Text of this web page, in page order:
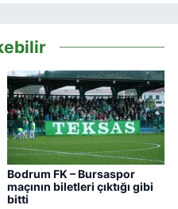
Bodrum FK – Bursaspor
maçının biletleri çıktığı gibi
bitti